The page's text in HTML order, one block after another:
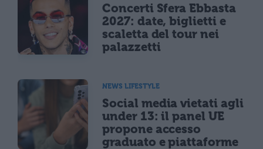
Concerti Sfera Ebbasta
2027: date, biglietti e
scaletta del tour nei
palazzetti
NEWS LIFESTYLE
Social media vietati agli
under 13: il panel UE
propone accesso
graduato e piattaforme